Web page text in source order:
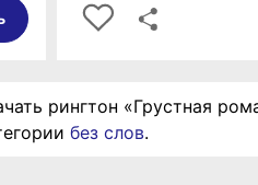
рингтон «Грустная
без слов.